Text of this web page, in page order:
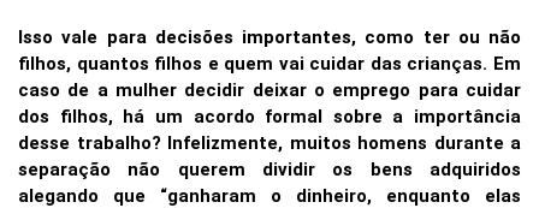
Isso vale para decisões importantes, como ter ou não
filhos, quantos filhos e quem vai cuidar das crianças. Em
caso de a mulher decidir deixar o emprego para cuidar
dos filhos, há um acordo formal sobre a importância
desse trabalho? Infelizmente, muitos homens durante a
separação não querem dividir os bens adquiridos
alegando que “ganharam o dinheiro, enquanto elas